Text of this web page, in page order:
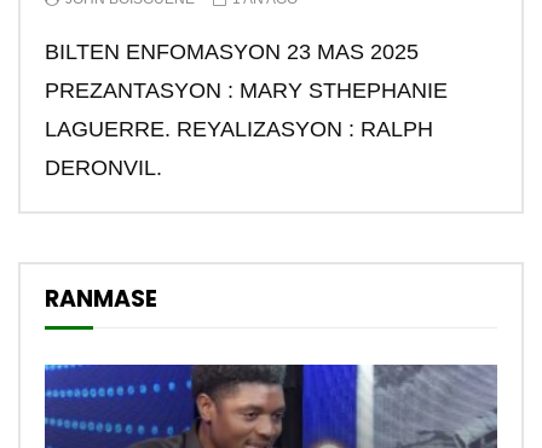
BILTEN ENFOMASYON 23 MAS 2025
PREZANTASYON : MARY STHEPHANIE
LAGUERRE. REYALIZASYON : RALPH
DERONVIL.
RANMASE